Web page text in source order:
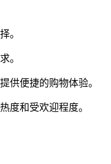
。
。
供便捷的购物体验。
度和受欢迎程度。